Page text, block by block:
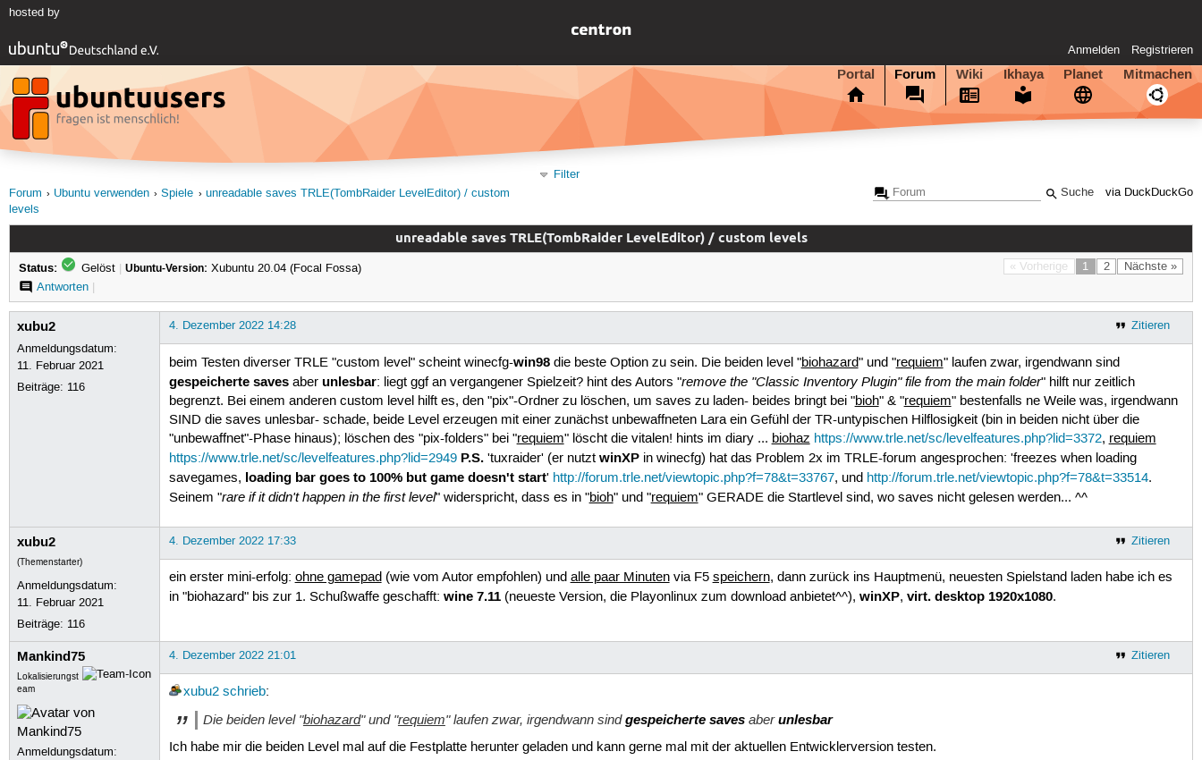
hosted by
Anmelden Registrieren
Portal Forum Wiki Ikhaya Planet Mitmachen
via DuckDuckGo
Filter
Forum
Ubuntu verwenden Spiele
unreadable saves TRLE(TombRaider LevelEditor) / custom
levels
unreadable saves TRLE(TombRaider LevelEditor) / custom levels
« Vorherige 1 2 Nächste »
Status: Gelöst | Ubuntu-Version: Xubuntu 20.04 (Focal Fossa)
Antworten|
xubu2
Anmeldungsdatum:
11. Februar 2021
Beiträge: 116
Zitieren
4. Dezember 2022 14:28
beim Testen diverser TRLE "custom level" scheint winecfg-win98die beste Option zu sein. Die beiden level "biohazard" und "requiem" laufen zwar, irgendwann sind
gespeicherte savesaber unlesbar: liegt ggf an vergangener Spielzeit? hint des Autors "remove the "Classic Inventory Plugin" file from the main folder" hilft nur zeitlich
begrenzt. Bei einem anderen custom level hilft es, den "pix"-Ordner zu löschen, um saves zu laden- beides bringt bei "bioh" & "requiem" bestenfalls ne Weile was, irgendwann
SIND die saves unlesbar- schade, beide Level erzeugen mit einer zunächst unbewaffneten Lara ein Gefühl der TR-untypischen Hilflosigkeit (bin in beiden nicht über die
"unbewaffnet"-Phase hinaus); löschen des "pix-folders" bei "requiem" löscht die vitalen! hints im diary ... biohaz https://www.trle.net/sc/levelfeatures.php?lid=3372, requiem
https://www.trle.net/sc/levelfeatures.php?lid=2949 P.S.'tuxraider' (er nutzt winXPin winecfg) hat das Problem 2x im TRLE-forum angesprochen: 'freezes when loading
savegames, loading bar goes to 100% but game doesn't start' http://forum.trle.net/viewtopic.php?f=78&t=33767, und http://forum.trle.net/viewtopic.php?f=78&t=33514.
Seinem "rare if it didn't happen in the first level" widerspricht, dass es in "bioh" und "requiem" GERADE die Startlevel sind, wo saves nicht gelesen werden... ^^
xubu2
(Themenstarter)
Anmeldungsdatum:
11. Februar 2021
Beiträge: 116
Zitieren
4. Dezember 2022 17:33
ein erster mini-erfolg: ohne gamepad(wie vom Autor empfohlen) und alle paar Minutenvia F5 speichern, dann zurück ins Hauptmenü, neuesten Spielstand laden habe ich es
in "biohazard" bis zur 1. Schußwaffe geschafft: wine 7.11(neueste Version, die Playonlinux zum download anbietet^^), winXP, virt. desktop 1920x1080.
Mankind75
Lokalisierungst
eam
Anmeldungsdatum:
Zitieren
4. Dezember 2022 21:01
xubu2 schrieb:
Die beiden level "biohazard" und "requiem" laufen zwar, irgendwann sindgespeicherte savesaberunlesbar
Ich habe mir die beiden Level mal auf die Festplatte herunter geladen und kann gerne mal mit der aktuellen Entwicklerversion testen.